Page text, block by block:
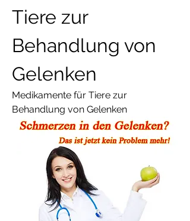
Tiere zur
Behandlung von
Gelenken
Medikamente für Tiere zur
Behandlung von Gelenken